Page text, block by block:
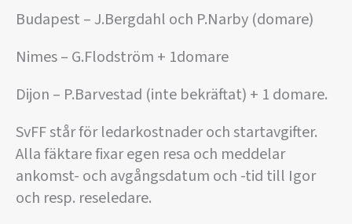
Budapest – J.Bergdahl och P.Narby (domare)
Nimes – G.Flodström + 1domare
Dijon – P.Barvestad (inte bekräftat) + 1 domare.
SvFF står för ledarkostnader och startavgifter.
Alla fäktare fixar egen resa och meddelar
ankomst- och avgångsdatum och -tid till Igor
och resp. reseledare.